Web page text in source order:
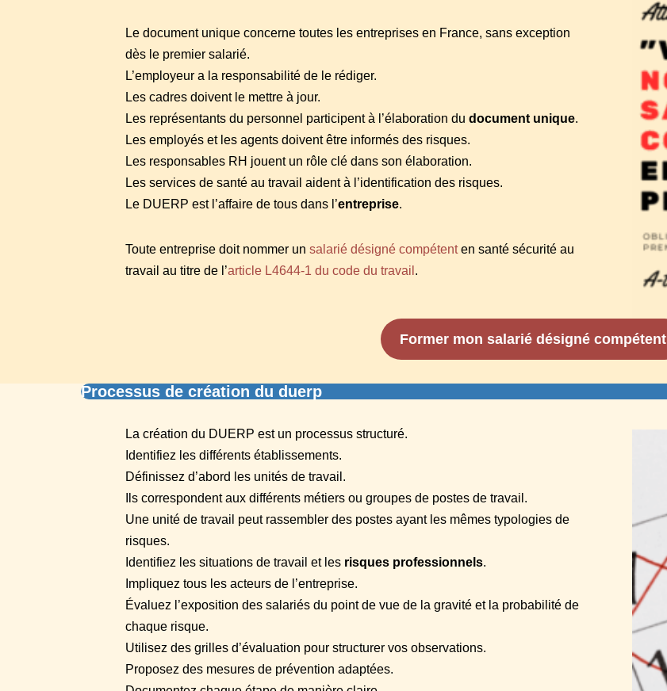
Le document unique concerne toutes les entreprises en France, sans exception
dès le premier salarié.
L’employeur a la responsabilité de le rédiger.
Les cadres doivent le mettre à jour.
Les représentants du personnel participent à l’élaboration du document unique.
Les employés et les agents doivent être informés des risques.
Les responsables RH jouent un rôle clé dans son élaboration.
Les services de santé au travail aident à l’identification des risques.
Le DUERP est l’affaire de tous dans l’entreprise.
Toute entreprise doit nommer un salarié désigné compétenten santé sécurité au
travail au titre de l’article L4644-1 du code du travail .
Former mon salarié désigné compétent
Processus de création du duerp
La création du DUERP est un processus structuré.
Identifiez les différents établissements.
Définissez d’abord les unités de travail.
Ils correspondent aux différents métiers ou groupes de postes de travail.
Une unité de travail peut rassembler des postes ayant les mêmes typologies de
risques.
Identifiez les situations de travail et les risques professionnels.
Impliquez tous les acteurs de l’entreprise.
Évaluez l’exposition des salariés du point de vue de la gravité et la probabilité de
chaque risque.
Utilisez des grilles d’évaluation pour structurer vos observations.
Proposez des mesures de prévention adaptées.